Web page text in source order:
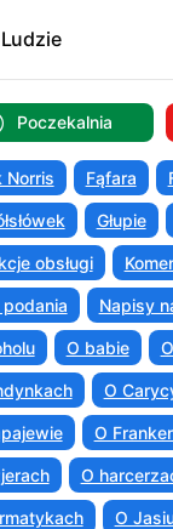
Ludzie
Poczekalnia
Norris Fąfara
Głupie
obsługi
Napisy
O babie
O
O
O
O